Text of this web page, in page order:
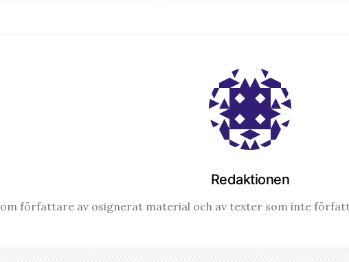
Redaktionen
författare av osignerat material och av texter som inte